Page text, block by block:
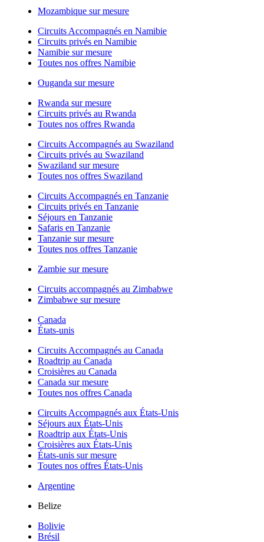
Mozambique sur mesure
Circuits Accompagnés en Namibie
Circuits privés en Namibie
Namibie sur mesure
Toutes nos offres Namibie
Ouganda sur mesure
Rwanda sur mesure
Circuits privés au Rwanda
Toutes nos offres Rwanda
Circuits Accompagnés au Swaziland
Circuits privés au Swaziland
Swaziland sur mesure
Toutes nos offres Swaziland
Circuits Accompagnés en Tanzanie
Circuits privés en Tanzanie
Séjours en Tanzanie
Safaris en Tanzanie
Tanzanie sur mesure
Toutes nos offres Tanzanie
Zambie sur mesure
Circuits accompagnés au Zimbabwe
Zimbabwe sur mesure
Canada
États-unis
Circuits Accompagnés au Canada
Roadtrip au Canada
Croisières au Canada
Canada sur mesure
Toutes nos offres Canada
Circuits Accompagnés aux États-Unis
Séjours aux États-Unis
Roadtrip aux États-Unis
Croisières aux États-Unis
États-unis sur mesure
Toutes nos offres États-Unis
Argentine
Belize
Bolivie
Brésil